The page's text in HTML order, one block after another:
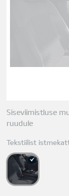
Siseviimistluse
ruudule
Tekstiilist